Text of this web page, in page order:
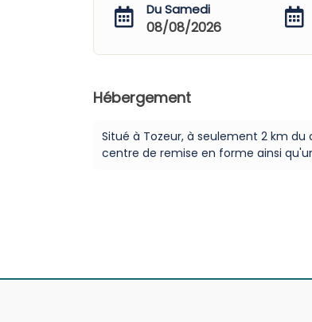
Du Samedi
08/08/2026
Hébergement
Situé à Tozeur, à seulement 2 km
centre de remise en forme ainsi